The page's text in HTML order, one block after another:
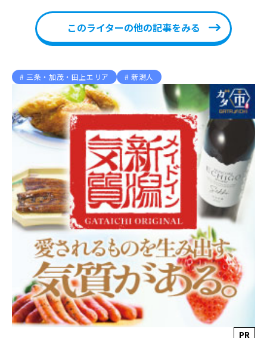
このライターの他の記事をみる
三条・加茂・田上エリア 新潟人
PR